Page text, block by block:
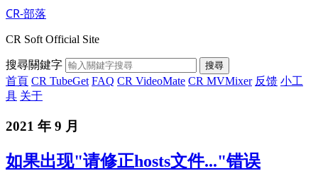
CR-部落
CR Soft Official Site
搜尋關鍵字 搜尋
首頁 CR TubeGet FAQ CR VideoMate CR MVMixer 反馈 小工
具 关于
2021 年 9 月
如果出现"请修正hosts文件..."错误